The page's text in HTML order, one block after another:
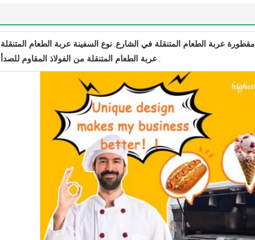
مقطورة عربة الطعام المتنقلة في الشارع, نوع السفينة عربة الطعام المتنقلة
, عربة الطعام المتنقلة من الفولاذ المقاوم للصدأ